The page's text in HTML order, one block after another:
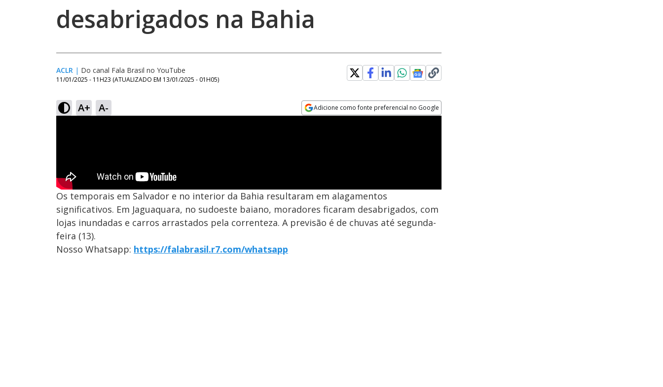
desabrigados na Bahia
ACLR | Do canal Fala Brasil no YouTube
11/01/2025 - 11H23 (ATUALIZADO EM 13/01/2025 - 01H05)
A+ A- Adicione como fonte preferencial no Google
Os temporais em Salvador e no interior da Bahia resultaram em alagamentos
significativos. Em Jaguaquara, no sudoeste baiano, moradores ficaram desabrigados, com
lojas inundadas e carros arrastados pela correnteza. A previsão é de chuvas até segunda-
feira (13).
Nosso Whatsapp: https://falabrasil.r7.com/whatsapp